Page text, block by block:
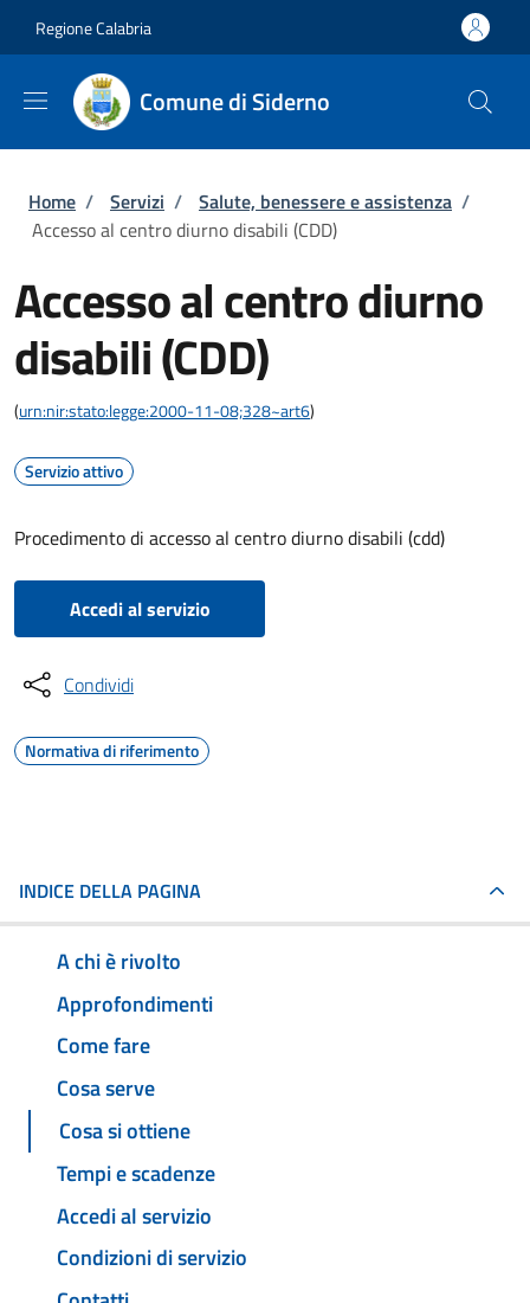
Regione Calabria
Comune di Siderno
Briciole di pane
Home / Servizi / Salute, benessere e assistenza /
Accesso al centro diurno disabili (CDD)
Accesso al centro diurno
disabili (CDD)
(urn:nir:stato:legge:2000-11-08;328~art6)
Servizio attivo
Procedimento di accesso al centro diurno disabili (cdd)
Accedi al servizio
Condividi
Normativa di riferimento
INDICE DELLA PAGINA
A chi è rivolto
Approfondimenti
Come fare
Cosa serve
Cosa si ottiene
Tempi e scadenze
Accedi al servizio
Condizioni di servizio